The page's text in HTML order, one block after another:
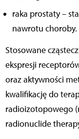
raka prostaty –
nawrotu choroby.
Stosowane
ekspresji
oraz aktywności
kwalifikację do
radioizotopowego
radionuclide